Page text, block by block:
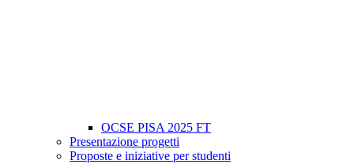
OCSE PISA 2025 FT
Presentazione progetti
Proposte e iniziative per studenti